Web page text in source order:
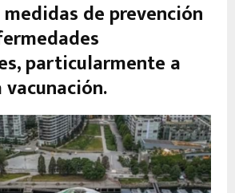
de prevención
particularmente a